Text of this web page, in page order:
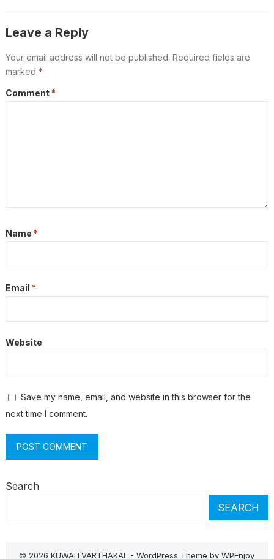
Leave a Reply
Your email address will not be published. Required fields are
marked *
Comment *
Name *
Email *
Website
Save my name, email, and website in this browser for the
next time I comment.
Search
SEARCH
© 2026 KUWAITVARTHAKAL -WordPress Theme byWPEnjoy